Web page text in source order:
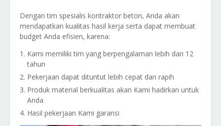
Dengan tim spesialis kontraktor beton, Anda akan
mendapatkan kualitas hasil kerja serta dapat membuat
budget Anda efisien, karena:
Kami memiliki tim yang berpengalaman lebih dari 12
tahun
Pekerjaan dapat dituntut lebih cepat dan rapih
Produk material berkualitas akan Kami hadirkan untuk
Anda
Hasil pekerjaan Kami garansi